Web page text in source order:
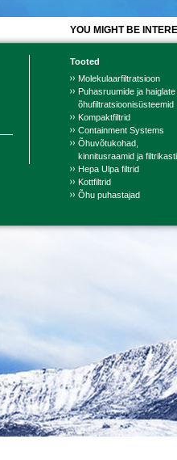
YOU MIGHT BE
Tooted
Molekulaarfiltratsioon
Puhasruumide ja haiglate
õhufiltratsioonisüsteemid
Kompaktfiltrid
Containment Systems
Õhuvõtukohad,
kinnitusraamid ja
Hepa Ulpa filtrid
Kottfiltrid
Õhu puhastajad